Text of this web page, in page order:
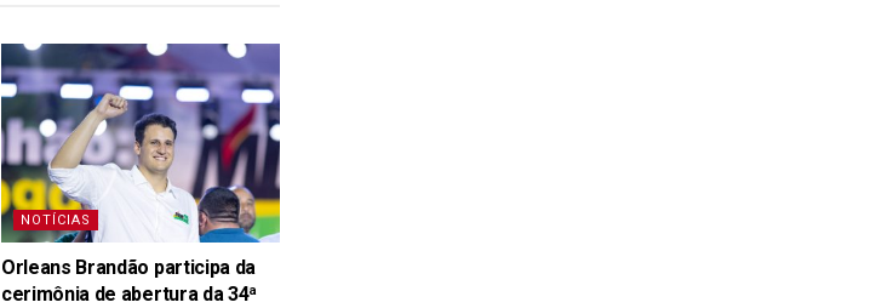
NOTÍCIAS
Orleans Brandão participa da
cerimônia de abertura da 34ª